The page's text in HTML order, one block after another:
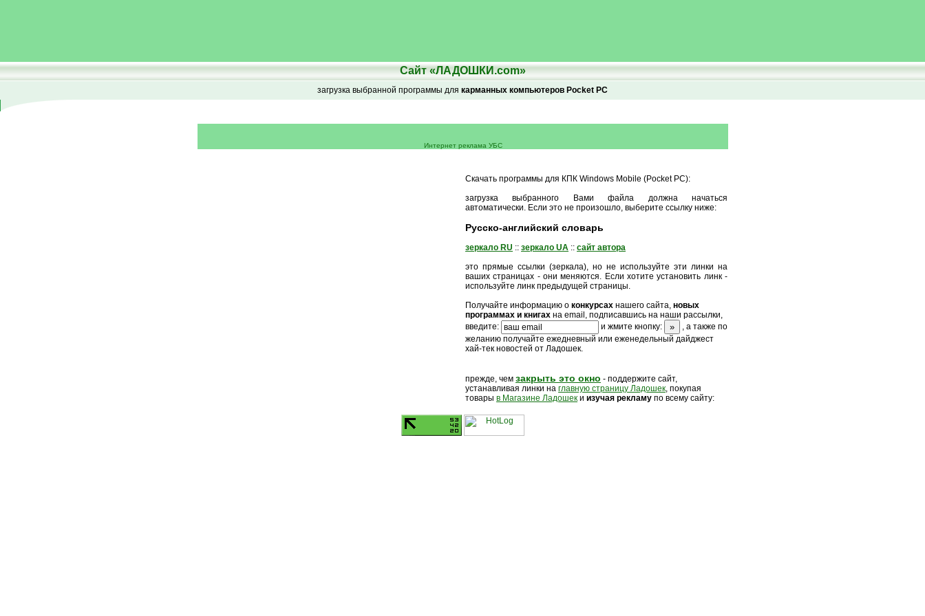
Сайт «ЛАДОШКИ.com»
загрузка выбранной программы для карманных компьютеров Pocket PC
Интернет реклама УБС
Скачать программы для КПК Windows Mobile (Pocket PC):
загрузка выбранного Вами файла должна начаться
автоматически. Если это не произошло, выберите ссылку ниже:
Русско-английский словарь
зеркало RU :: зеркало UA :: сайт автора
это прямые ссылки (зеркала), но не используйте эти линки на
ваших страницах - они меняются. Если хотите установить линк -
используйте линк предыдущей страницы.
Получайте информацию о конкурсах нашего сайта, новых
программах и книгах на email, подписавшись на наши рассылки,
введите:
и жмите кнопку:
, а также по
желанию получайте ежедневный или еженедельный дайджест
хай-тек новостей от Ладошек.
прежде, чем закрыть это окно - поддержите сайт,
устанавливая линки на главную страницу Ладошек, покупая
товары в Магазине Ладошек и изучая рекламу по всему сайту: